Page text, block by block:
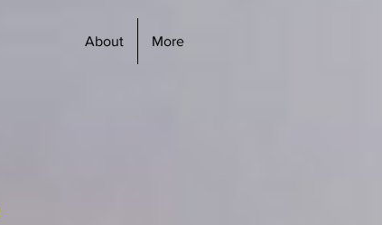
About More